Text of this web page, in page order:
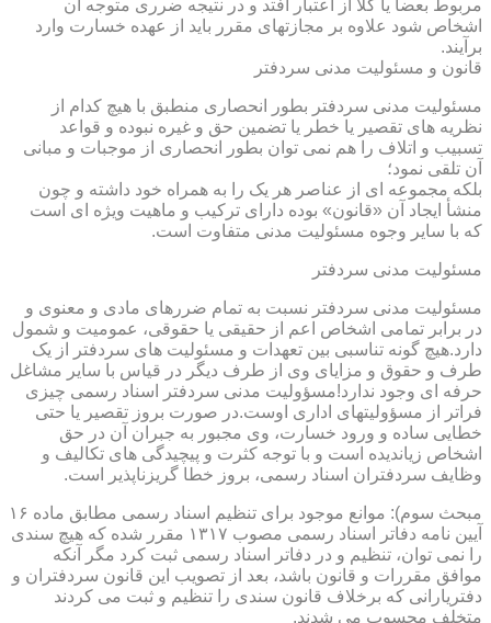
مربوط بعضاً یا کلاً از اعتبار افتد و در نتیجه ضرری متوجه آن
اشخاص شود علاوه بر مجازتهای مقرر باید از عهده خسارت وارد
برآیند.
قانون و مسئولیت مدنی سردفتر
مسئولیت مدنی سردفتر بطور انحصاری منطبق با هیچ کدام از
نظریه های تقصیر یا خطر یا تضمین حق و غیره نبوده و قواعد
تسبیب و اتلاف را هم نمی توان بطور انحصاری از موجبات و مبانی
آن تلقی نمود؛
بلکه مجموعه ای از عناصر هر یک را به همراه خود داشته و چون
منشأ ایجاد آن «قانون» بوده دارای ترکیب و ماهیت ویژه ای است
که با سایر وجوه مسئولیت مدنی متفاوت است.
مسئولیت مدنی سردفتر
مسئولیت مدنی سردفتر نسبت به تمام ضررهای مادی و معنوی و
در برابر تمامی اشخاص اعم از حقیقی یا حقوقی، عمومیت و شمول
دارد.هیچ گونه تناسبی بین تعهدات و مسئولیت های سردفتر از یک
طرف و حقوق و مزایای وی از طرف دیگر در قیاس با سایر مشاغل
حرفه ای وجود ندارد!مسؤولیت مدنی سردفتر اسناد رسمی چیزی
فراتر از مسؤولیتهای اداری اوست.در صورت بروز تقصیر یا حتی
خطایی ساده و ورود خسارت، وی مجبور به جبران آن در حق
اشخاص زیاندیده است و با توجه کثرت و پیچیدگی های تکالیف و
وظایف سردفتران اسناد رسمی، بروز خطا گریزناپذیر است.
مبحث سوم): موانع موجود برای تنظیم اسناد رسمی مطابق ماده ۱۶
آیین نامه دفاتر اسناد رسمی مصوب ۱۳۱۷ مقرر شده که هیچ سندی
را نمی توان، تنظیم و در دفاتر اسناد رسمی ثبت کرد مگر آنکه
موافق مقررات و قانون باشد، بعد از تصویب این قانون سردفتران و
دفتریارانی که برخلاف قانون سندی را تنظیم و ثبت می کردند
متخلف محسوب می شدند.